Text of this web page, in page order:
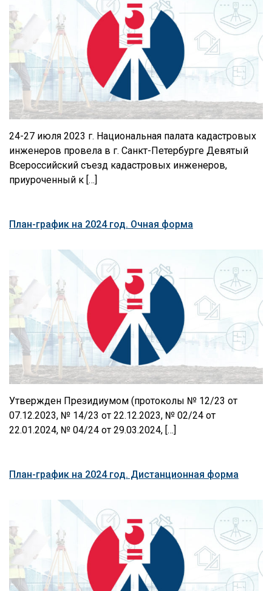
24-27 июля 2023 г. Национальная палата кадастровых
инженеров провела в г. Санкт-Петербурге Девятый
Всероссийский съезд кадастровых инженеров,
приуроченный к […]
План-график на 2024 год. Очная форма
Утвержден Президиумом (протоколы № 12/23 от
07.12.2023, № 14/23 от 22.12.2023, № 02/24 от
22.01.2024, № 04/24 от 29.03.2024, […]
План-график на 2024 год. Дистанционная форма